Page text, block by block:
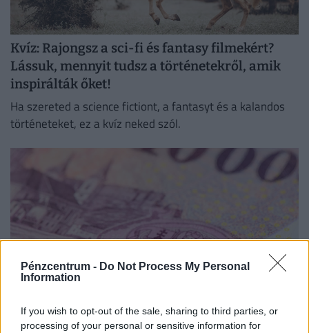
Pénzcentrum - Do Not Process My Personal
Information
If you wish to opt-out of the sale, sharing to third parties, or
processing of your personal or sensitive information for
Kvíz: Rajongsz a sci-fi és fantasy filmekért?
Lássuk, mennyit tudsz a történetekről, amik
inspirálták őket!
Ha szereted a science fictiont, a fantasyt és a kalandos
történeteket, ez a kvíz neked szól.
Kvíz: Itt a forint születésnapja! Te mennyit